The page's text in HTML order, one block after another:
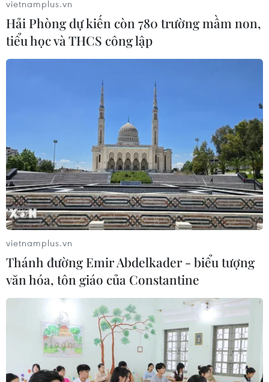
Larry King - Huyền thoại
ngành truyền hình Mỹ
24/01/2021 09:20
Larry King được đánh giá là một trong những ngôi sao
truyền hình, người dẫn chương trình talk-show xuất sắc
nhất mọi thời đại tại Mỹ.
vietnamplus.vn
Hải Phòng dự kiến còn 780 trường mầm non,
tiểu học và THCS công lập
vietnamplus.vn
Thánh đường Emir Abdelkader - biểu tượng
văn hóa, tôn giáo của Constantine